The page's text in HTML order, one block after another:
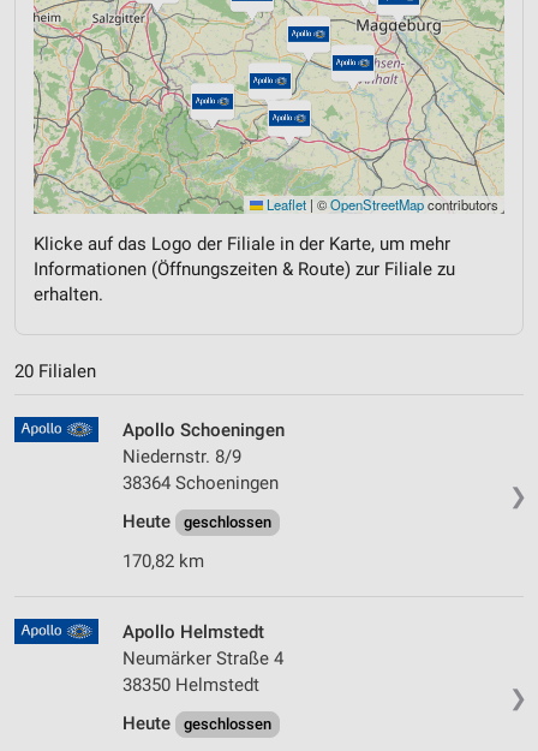
Leaflet | ©OpenStreetMapcontributors
Klicke auf das Logo der Filiale in der Karte, um mehr
Informationen (Öffnungszeiten & Route) zur Filiale zu
erhalten.
20 Filialen
❯
Apollo Schoeningen
Niedernstr. 8/9
38364 Schoeningen
Heute
geschlossen
170,82 km
❯
Apollo Helmstedt
Neumärker Straße 4
38350 Helmstedt
Heute
geschlossen